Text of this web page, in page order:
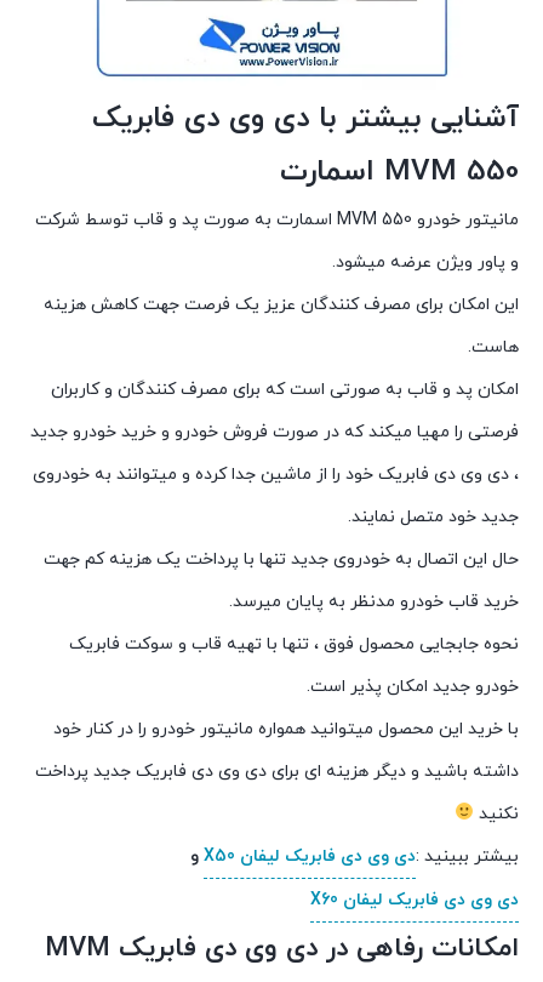
آشنایی بیشتر با دی وی دی فابریک
MVM 550 اسمارت
مانیتور خودرو MVM 550 اسمارت به صورت پد و قاب توسط شرکت
و پاور ویژن عرضه میشود.
این امکان برای مصرف کنندگان عزیز یک فرصت جهت کاهش هزینه
هاست.
امکان پد و قاب به صورتی است که برای مصرف کنندگان و کاربران
فرصتی را مهیا میکند که در صورت فروش خودرو و خرید خودرو جدید
، دی وی دی فابریک خود را از ماشین جدا کرده و میتوانند به خودروی
جدید خود متصل نمایند.
حال این اتصال به خودروی جدید تنها با پرداخت یک هزینه کم جهت
خرید قاب خودرو مدنظر به پایان میرسد.
نحوه جابجایی محصول فوق ، تنها با تهیه قاب و سوکت فابریک
خودرو جدید امکان پذیر است.
با خرید این محصول میتوانید همواره مانیتور خودرو را در کنار خود
داشته باشید و دیگر هزینه ای برای دی وی دی فابریک جدید پرداخت
نکنید
بیشتر ببینید :دی وی دی فابریک لیفان X50
و
دی وی دی فابریک لیفان X60
امکانات رفاهی در دی وی دی فابریک MVM